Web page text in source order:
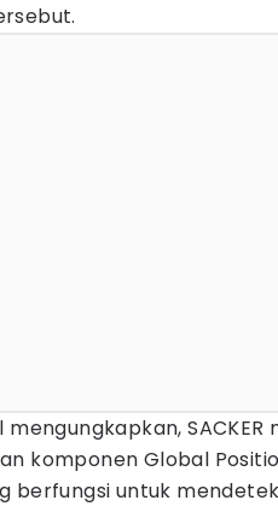
mengungkapkan,
komponen Global
berfungsi untuk